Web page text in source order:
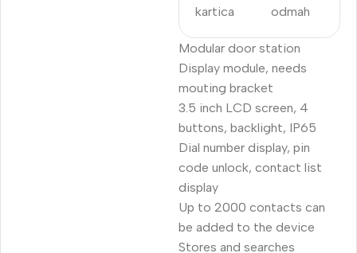
kartica
odmah
Modular door station
Display module, needs
mouting bracket
3.5 inch LCD screen, 4
buttons, backlight, IP65
Dial number display, pin
code unlock, contact list
display
Up to 2000 contacts can
be added to the device
Stores and searches